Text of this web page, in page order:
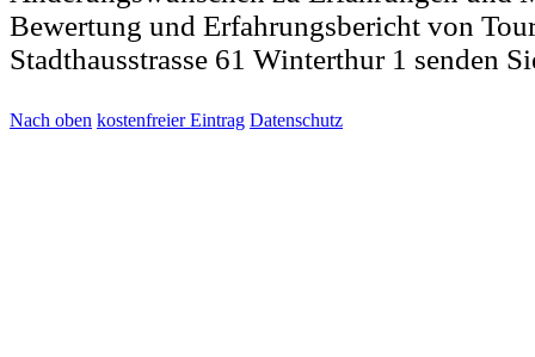
Bewertung und Erfahrungsbericht von
Stadthausstrasse 61 Winterthur 1 senden
Nach oben kostenfreier Eintrag Datenschutz